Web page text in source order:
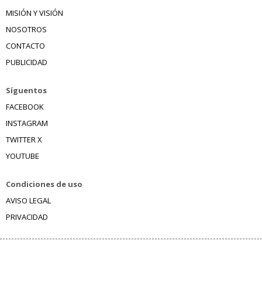
MISIÓN Y VISIÓN
NOSOTROS
CONTACTO
PUBLICIDAD
Síguentos
FACEBOOK
INSTAGRAM
TWITTER X
YOUTUBE
Condiciones de uso
AVISO LEGAL
PRIVACIDAD